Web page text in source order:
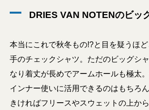
DRIES VAN NOTENのビッ
本当にこれで秋冬もの!?と目を疑うほ
手のチェックシャツ。ただのビッグシ
なり着丈が長めでアームホールも極太
インナー使いに活用できるのはもちろ
きければフリースやスウェットの上か